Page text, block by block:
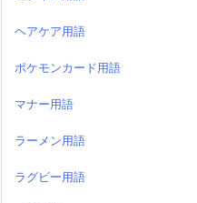
ヘアケア用語
ポケモンカード用語
マナー用語
ラーメン用語
ラグビー用語